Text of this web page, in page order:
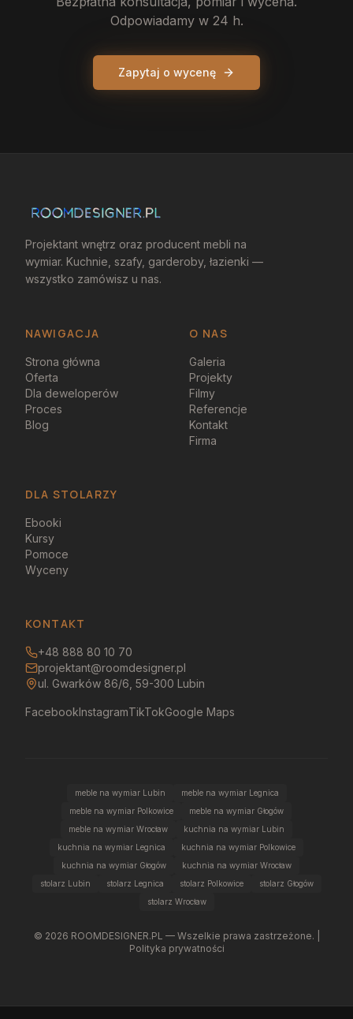
Odpowiadamy w 24 h.
Zapytaj o wycenę
Projektant wnętrz oraz producent mebli na
wymiar. Kuchnie, szafy, garderoby, łazienki —
wszystko zamówisz u nas.
NAWIGACJA O NAS
Strona główna
Oferta
Dla deweloperów
Proces
Blog
Galeria
Projekty
Filmy
Referencje
Kontakt
Firma
DLA STOLARZY
Ebooki
Kursy
Pomoce
Wyceny
KONTAKT
+48 888 80 10 70
projektant@roomdesigner.pl
ul. Gwarków 86/6, 59-300 Lubin
FacebookInstagramTikTokGoogle Maps
meble na wymiar Lubin
meble na wymiar Legnica
meble na wymiar Polkowice
meble na wymiar Głogów
meble na wymiar Wrocław
kuchnia na wymiar Lubin
kuchnia na wymiar Legnica
kuchnia na wymiar Polkowice
kuchnia na wymiar Głogów
kuchnia na wymiar Wrocław
stolarz Lubin
stolarz Legnica stolarz Polkowice
stolarz Głogów
stolarz Wrocław
© 2026 ROOMDESIGNER.PL — Wszelkie prawa zastrzeżone. |
Polityka prywatności